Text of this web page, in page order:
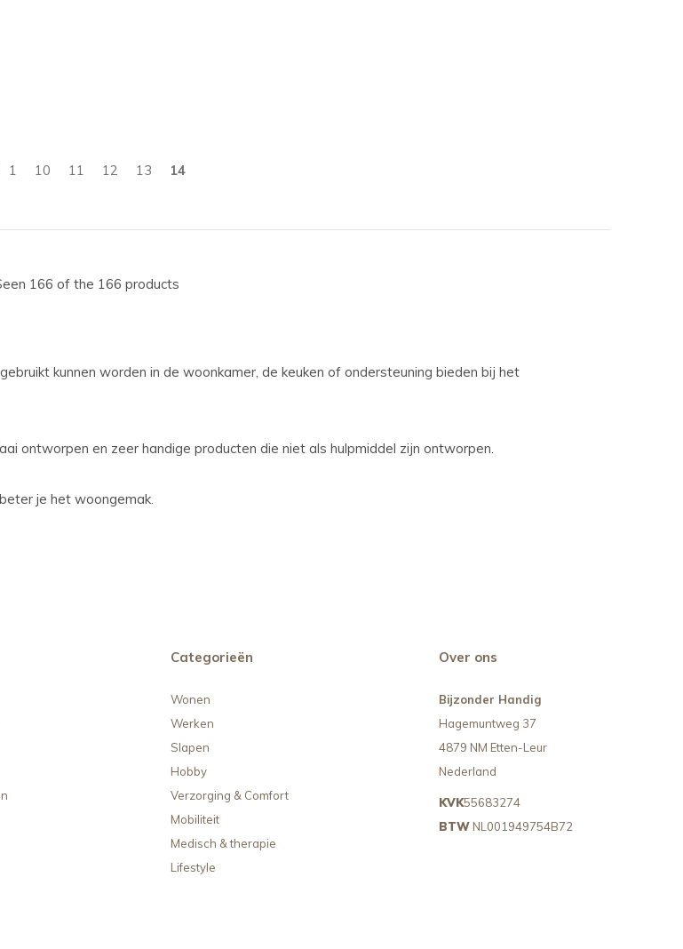
1 10 11 12 13 14
166 of the 166 products
kunnen worden in de woonkamer, de keuken of ondersteuning bieden bij het
ontworpen en zeer handige producten die niet als hulpmiddel zijn ontworpen.
je het woongemak.
Categorieën
Wonen
Werken
Slapen
Hobby
Verzorging & Comfort
Mobiliteit
Medisch & therapie
Lifestyle
Over ons
Bijzonder Handig
Hagemuntweg 37
4879 NM Etten-Leur
Nederland
KVK55683274
BTW NL001949754B72